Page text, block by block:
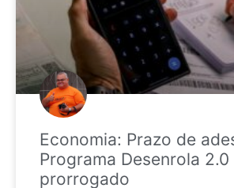
Economia: Prazo de
Programa Desenrola 2.0
prorrogado